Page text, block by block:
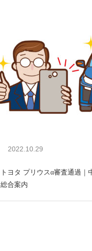
2022.10.29
トヨタ プリウスα審査通過｜
総合案内